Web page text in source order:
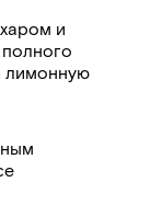
и
лимонную